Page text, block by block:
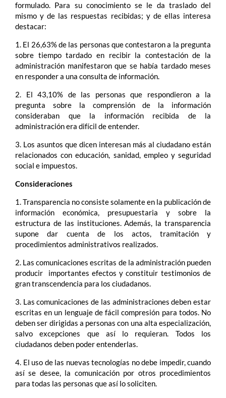
formulado. Para su conocimiento se le da traslado del
mismo y de las respuestas recibidas; y de ellas interesa
destacar:
1. El 26,63% de las personas que contestaron a la pregunta
sobre tiempo tardado en recibir la contestación de la
administración manifestaron que se había tardado meses
en responder a una consulta de información.
2. El 43,10% de las personas que respondieron a la
pregunta sobre la comprensión de la información
consideraban que la información recibida de la
administración era difícil de entender.
3. Los asuntos que dicen interesan más al ciudadano están
relacionados con educación, sanidad, empleo y seguridad
social e impuestos.
Consideraciones
1. Transparencia no consiste solamente en la publicación de
información económica, presupuestaria y sobre la
estructura de las instituciones. Además, la transparencia
supone dar cuenta de los actos, tramitación y
procedimientos administrativos realizados.
2. Las comunicaciones escritas de la administración pueden
producir importantes efectos y constituir testimonios de
gran transcendencia para los ciudadanos.
3. Las comunicaciones de las administraciones deben estar
escritas en un lenguaje de fácil compresión para todos. No
deben ser dirigidas a personas con una alta especialización,
salvo excepciones que así lo requieran. Todos los
ciudadanos deben poder entenderlas.
4. El uso de las nuevas tecnologías no debe impedir, cuando
así se desee, la comunicación por otros procedimientos
para todas las personas que así lo soliciten.